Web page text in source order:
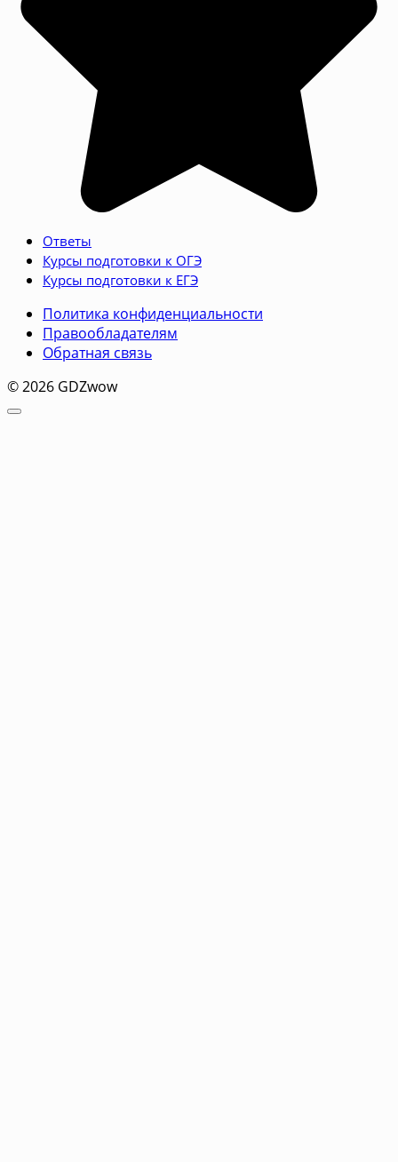
Ответы
Курсы подготовки к ОГЭ
Курсы подготовки к ЕГЭ
Политика конфиденциальности
Правообладателям
Обратная связь
© 2026 GDZwow